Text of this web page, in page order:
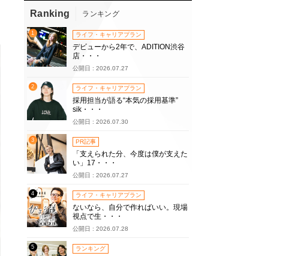
Ranking ランキング
1 ライフ・キャリアプラン
デビューから2年で、ADITION渋谷
店・・・
公開日 : 2026.07.27
2 ライフ・キャリアプラン
採用担当が語る“本気の採用基準”
sik・・・
公開日 : 2026.07.30
3 PR記事
「支えられた分、今度は僕が支えた
い」17・・・
公開日 : 2026.07.27
4 ライフ・キャリアプラン
ないなら、自分で作ればいい。現場
視点で生・・・
公開日 : 2026.07.28
5 ランキング